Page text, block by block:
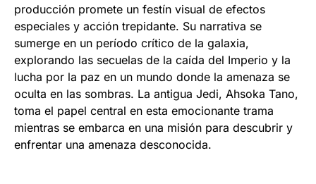
producción promete un festín visual de efectos
especiales y acción trepidante. Su narrativa se
sumerge en un período crítico de la galaxia,
explorando las secuelas de la caída del Imperio y la
lucha por la paz en un mundo donde la amenaza se
oculta en las sombras. La antigua Jedi, Ahsoka Tano,
toma el papel central en esta emocionante trama
mientras se embarca en una misión para descubrir y
enfrentar una amenaza desconocida.